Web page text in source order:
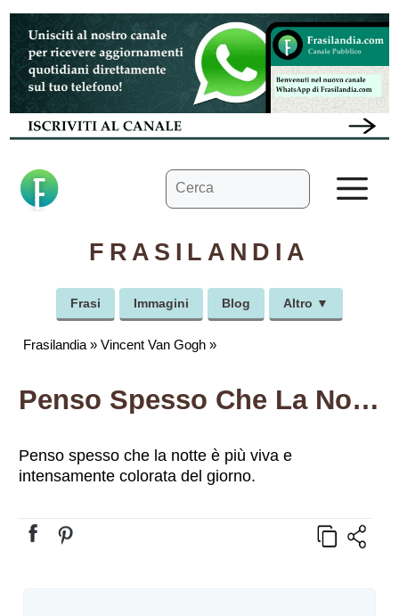
Vai
contenuto
Ricerca
per:
FRASILANDIA
Frasi Immagini Blog Altro ▼
Frasilandia »Vincent Van Gogh »
Penso Spesso Che La Notte È Più Viva E Intensamente Colorata Del Giorno.
Penso spesso che la notte è più viva e
intensamente colorata del giorno.